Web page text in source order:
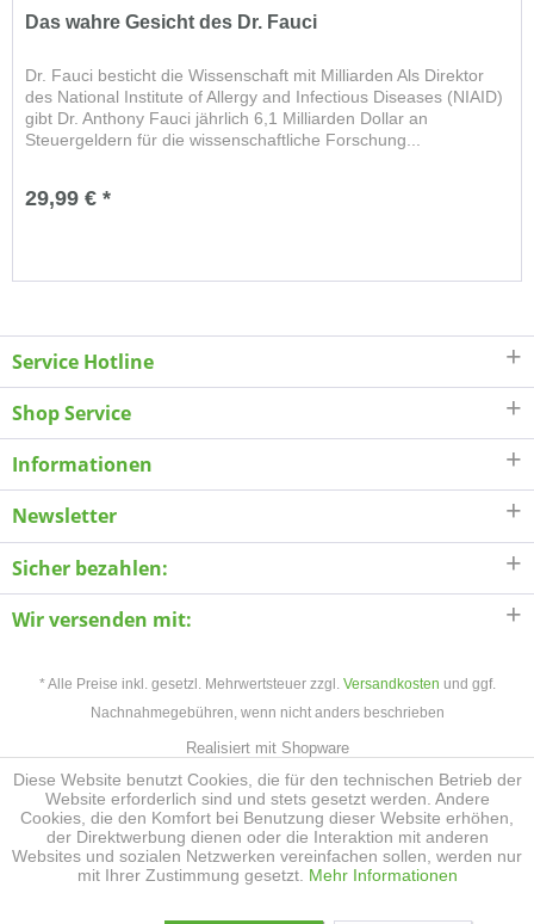
Das wahre Gesicht des Dr. Fauci
Dr. Fauci besticht die Wissenschaft mit Milliarden Als Direktor
des National Institute of Allergy and Infectious Diseases (NIAID)
gibt Dr. Anthony Fauci jährlich 6,1 Milliarden Dollar an
Steuergeldern für die wissenschaftliche Forschung...
29,99 € *
Service Hotline
Shop Service
Informationen
Newsletter
Sicher bezahlen:
Wir versenden mit:
* Alle Preise inkl. gesetzl. Mehrwertsteuer zzgl. Versandkosten und ggf.
Nachnahmegebühren, wenn nicht anders beschrieben
Realisiert mit Shopware
Diese Website benutzt Cookies, die für den technischen Betrieb der
Website erforderlich sind und stets gesetzt werden. Andere
Cookies, die den Komfort bei Benutzung dieser Website erhöhen,
der Direktwerbung dienen oder die Interaktion mit anderen
Websites und sozialen Netzwerken vereinfachen sollen, werden nur
mit Ihrer Zustimmung gesetzt. Mehr Informationen